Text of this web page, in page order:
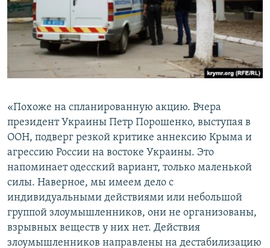
«Похоже на спланированную акцию. Вчера
президент Украины Петр Порошенко, выступая в
ООН, подверг резкой критике аннексию Крыма и
агрессию России на востоке Украины. Это
напоминает одесский вариант, только маленькой
силы. Наверное, мы имеем дело с
индивидуальными действиями или небольшой
группой злоумышленников, они не организованы,
взрывных веществ у них нет. Действия
злоумышленников направлены на дестабилизацию